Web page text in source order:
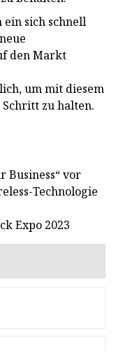
sich schnell
den Markt
um mit diesem
zu halten.
Business“ vor
Technologie
Expo 2023